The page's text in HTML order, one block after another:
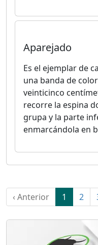
Aparejado
Es el ejemplar de
una banda de
veinticinco
recorre la espina
grupa y la parte
enmarcándola en
‹ Anterior 1 2